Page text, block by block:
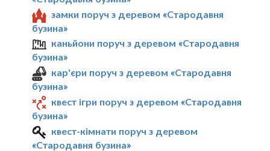
замки поруч з деревом «Стародавня
бузина»
каньйони поруч з деревом «Стародавня
бузина»
кар'єри поруч з деревом «Стародавня
бузина»
квест ігри поруч з деревом «Стародавня
бузина»
квест-кімнати поруч з деревом
«Стародавня бузина»